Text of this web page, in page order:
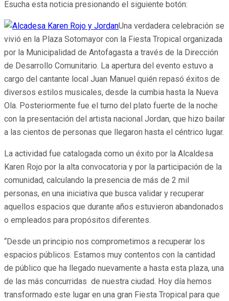
Esucha esta noticia presionando el siguiente botón:
Una verdadera celebración se
vivió en la Plaza Sotomayor con la Fiesta Tropical organizada
por la Municipalidad de Antofagasta a través de la Dirección
de Desarrollo Comunitario. La apertura del evento estuvo a
cargo del cantante local Juan Manuel quién repasó éxitos de
diversos estilos musicales, desde la cumbia hasta la Nueva
Ola. Posteriormente fue el turno del plato fuerte de la noche
con la presentación del artista nacional Jordan, que hizo bailar
a las cientos de personas que llegaron hasta el céntrico lugar.
La actividad fue catalogada como un éxito por la Alcaldesa
Karen Rojo por la alta convocatoria y por la participación de la
comunidad, calculando la presencia de más de 2 mil
personas, en una iniciativa que busca validar y recuperar
aquellos espacios que durante años estuvieron abandonados
o empleados para propósitos diferentes.
“Desde un principio nos comprometimos a recuperar los
espacios públicos. Estamos muy contentos con la cantidad
de público que ha llegado nuevamente a hasta esta plaza, una
de las más concurridas de nuestra ciudad. Hoy día hemos
transformado este lugar en una gran Fiesta Tropical para que